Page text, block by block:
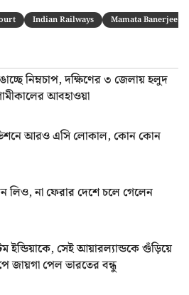
Indian Railways Mamata Banerjee
নিম্নচাপ, দক্ষিণের ৩ জেলায় হলুদ
আবহাওয়া
আরও এসি লোকাল, কোন কোন
লিও, না ফেরার দেশে চলে গেলেন
ইন্ডিয়াকে, সেই আয়ারল্যান্ডকে গুঁড়িয়ে
জায়গা পেল ভারতের বন্ধু